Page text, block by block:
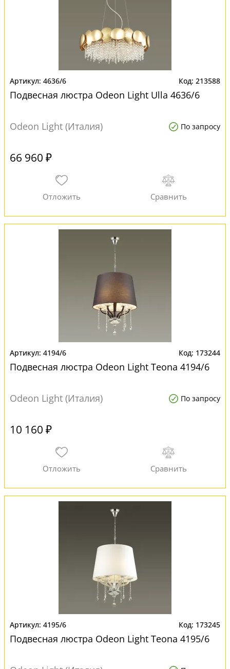
4636/6 213588
Подвесная люстра Odeon Light Ulla 4636/6
Odeon Light (Италия) По запросу
66 960 ₽
4194/6 173244
Подвесная люстра Odeon Light Teona 4194/6
Odeon Light (Италия) По запросу
10 160 ₽
4195/6 173245
Подвесная люстра Odeon Light Teona 4195/6